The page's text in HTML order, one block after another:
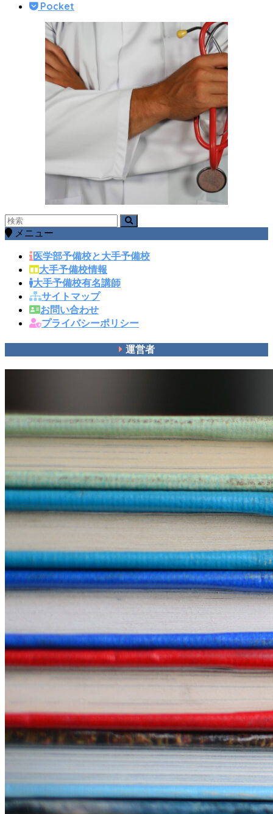
Pocket
メニュー
医学部予備校と大手予備校
大手予備校情報
大手予備校有名講師
サイトマップ
お問い合わせ
プライバシーポリシー
運営者